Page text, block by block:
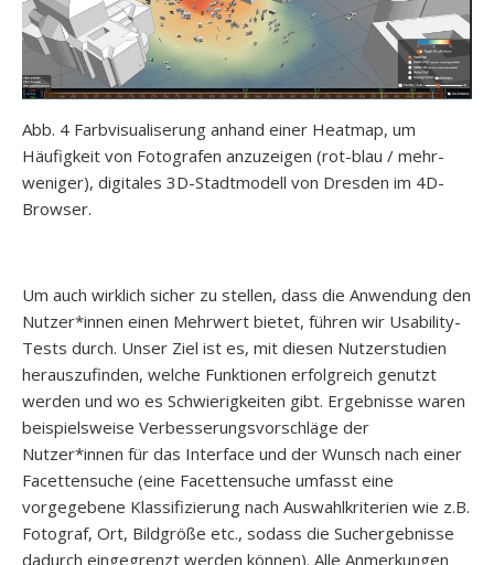
Abb. 4 Farbvisualiserung anhand einer Heatmap, um
Häufigkeit von Fotografen anzuzeigen (rot-blau / mehr-
weniger), digitales 3D-Stadtmodell von Dresden im 4D-
Browser.
Um auch wirklich sicher zu stellen, dass die Anwendung den
Nutzer*innen einen Mehrwert bietet, führen wir Usability-
Tests durch. Unser Ziel ist es, mit diesen Nutzerstudien
herauszufinden, welche Funktionen erfolgreich genutzt
werden und wo es Schwierigkeiten gibt. Ergebnisse waren
beispielsweise Verbesserungsvorschläge der
Nutzer*innen für das Interface und der Wunsch nach einer
Facettensuche (eine Facettensuche umfasst eine
vorgegebene Klassifizierung nach Auswahlkriterien wie z.B.
Fotograf, Ort, Bildgröße etc., sodass die Suchergebnisse
dadurch eingegrenzt werden können). Alle Anmerkungen